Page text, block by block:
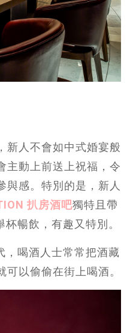
新人不會如中式婚宴般
主動上前送上祝福，令
與感。特別的是，新人
扒房酒吧獨特且帶
暢飲，有趣又特別。
，喝酒人士常常把酒藏
以偷偷在街上喝酒。